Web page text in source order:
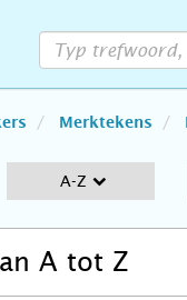
Merktekens
A-Z
A tot Z